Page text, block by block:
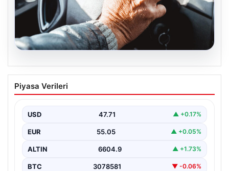
Emekliye ÖTV’siz araç verilecek mi,
yasa çıkacak mı? Milyonlarca emekli
Piyasa Verileri
USD 47.71 ▲ +0.17%
EUR 55.05 ▲ +0.05%
ALTIN 6604.9 ▲ +1.73%
BTC 3078581 ▼ -0.06%